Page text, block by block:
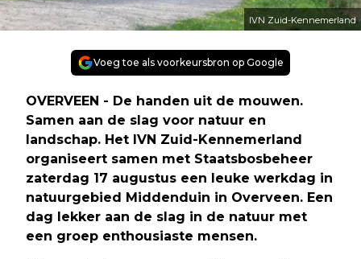
IVN Zuid-Kennemerland
Voeg toe als voorkeursbron op Google
OVERVEEN - De handen uit de mouwen.
Samen aan de slag voor natuur en
landschap. Het IVN Zuid-Kennemerland
organiseert samen met Staatsbosbeheer
zaterdag 17 augustus een leuke werkdag in
natuurgebied Middenduin in Overveen. Een
dag lekker aan de slag in de natuur met
een groep enthousiaste mensen.